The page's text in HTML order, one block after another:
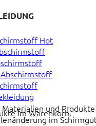
im Warenkorb.
Abschirmstoff
und
im